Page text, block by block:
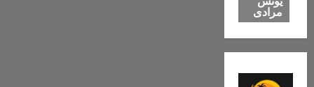
مرادی